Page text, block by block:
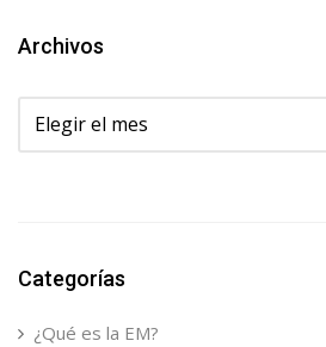
Archivos
Archivos
Categorías
¿Qué es la EM?